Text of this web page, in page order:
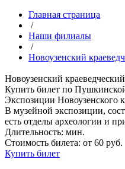
Главная страница
/
Наши филиалы
/
Новоузенский
Новоузенский
Купить билет по
Экспозиции Новоузенского
В музейной экспозиции,
есть отделы археологии и
Длительность: мин.
Стоимость билета: от 60 руб.
Купить билет